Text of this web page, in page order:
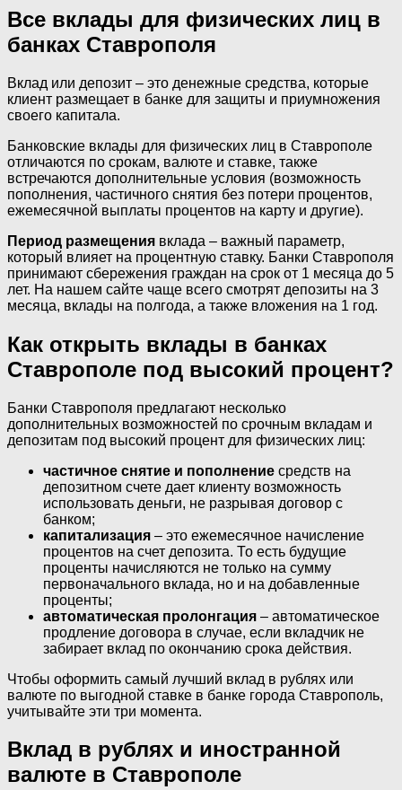
Все вклады для физических лиц в
банках Ставрополя
Вклад или депозит – это денежные средства, которые
клиент размещает в банке для защиты и приумножения
своего капитала.
Банковские вклады для физических лиц в Ставрополе
отличаются по срокам, валюте и ставке, также
встречаются дополнительные условия (возможность
пополнения, частичного снятия без потери процентов,
ежемесячной выплаты процентов на карту и другие).
Период размещения вклада – важный параметр,
который влияет на процентную ставку. Банки Ставрополя
принимают сбережения граждан на срок от 1 месяца до 5
лет. На нашем сайте чаще всего смотрят депозиты на 3
месяца, вклады на полгода, а также вложения на 1 год.
Как открыть вклады в банках
Ставрополе под высокий процент?
Банки Ставрополя предлагают несколько
дополнительных возможностей по срочным вкладам и
депозитам под высокий процент для физических лиц:
частичное снятие и пополнение средств на
депозитном счете дает клиенту возможность
использовать деньги, не разрывая договор с
банком;
капитализация – это ежемесячное начисление
процентов на счет депозита. То есть будущие
проценты начисляются не только на сумму
первоначального вклада, но и на добавленные
проценты;
автоматическая пролонгация – автоматическое
продление договора в случае, если вкладчик не
забирает вклад по окончанию срока действия.
Чтобы оформить самый лучший вклад в рублях или
валюте по выгодной ставке в банке города Ставрополь,
учитывайте эти три момента.
Вклад в рублях и иностранной
валюте в Ставрополе